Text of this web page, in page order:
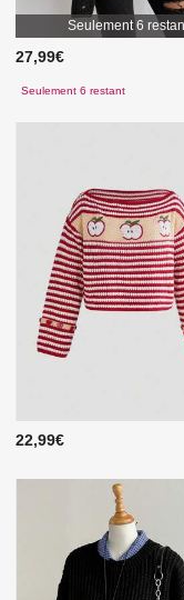
Seulement 6
27,99€
Seulement 6 restant
22,99€